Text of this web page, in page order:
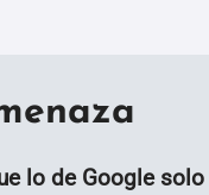
lo de Google